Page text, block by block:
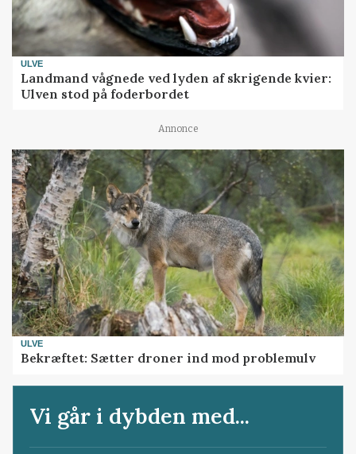
ULVE
Landmand vågnede ved lyden af skrigende kvier:
Ulven stod på foderbordet
Annonce
ULVE
Bekræftet: Sætter droner ind mod problemulv
Vi går i dybden med...